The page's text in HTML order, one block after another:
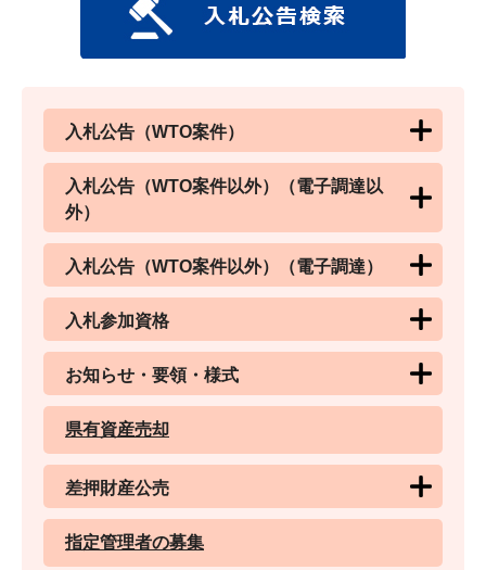
入札公告（WTO案件）
入札公告（WTO案件以外）（電子調達以
外）
入札公告（WTO案件以外）（電子調達）
入札参加資格
お知らせ・要領・様式
県有資産売却
差押財産公売
指定管理者の募集